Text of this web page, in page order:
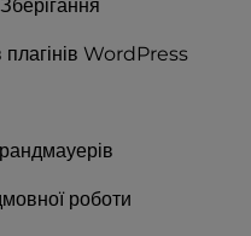
плагінів WordPress
роботи